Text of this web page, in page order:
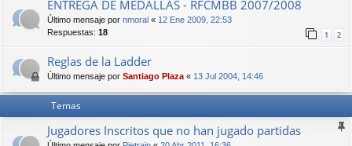
ENTREGA DE MEDALLAS - RFCMBB 2007/2008
Último mensaje por nmoral « 12 Ene 2009, 22:53
Respuestas: 18 1 2
Reglas de la Ladder
Último mensaje por Santiago Plaza« 13 Jul 2004, 14:46
Temas
Jugadores Inscritos que no han jugado partidas